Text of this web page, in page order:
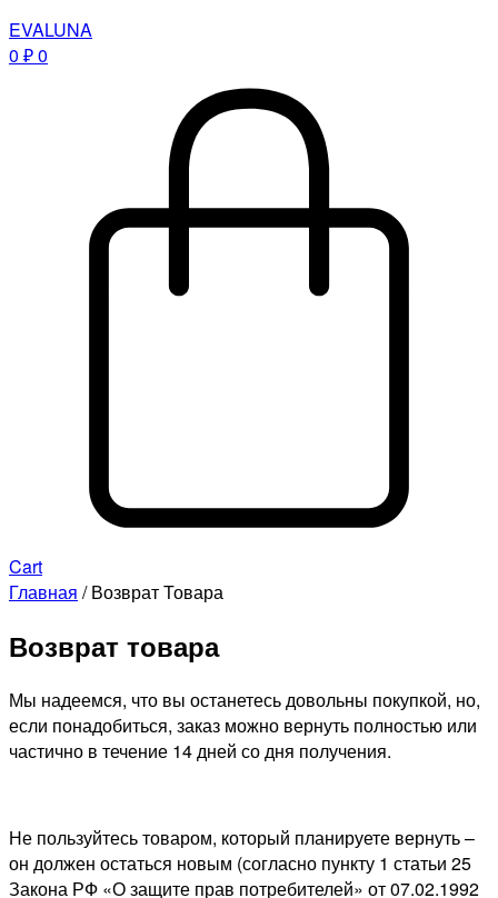
EVALUNA
0 ₽0
Cart
Главная / Возврат Товара
Возврат товара
Мы надеемся, что вы останетесь довольны покупкой, но,
если понадобиться, заказ можно вернуть полностью или
частично в течение 14 дней со дня получения.
Не пользуйтесь товаром, который планируете вернуть –
он должен остаться новым (согласно пункту 1 статьи 25
Закона РФ «О защите прав потребителей» от 07.02.1992